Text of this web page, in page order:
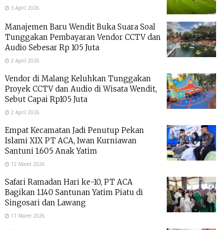
3 April 2026
Manajemen Baru Wendit Buka Suara Soal
Tunggakan Pembayaran Vendor CCTV dan
Audio Sebesar Rp 105 Juta
2 April 2026
Vendor di Malang Keluhkan Tunggakan
Proyek CCTV dan Audio di Wisata Wendit,
Sebut Capai Rp105 Juta
2 April 2026
Empat Kecamatan Jadi Penutup Pekan
Islami XIX PT ACA, Iwan Kurniawan
Santuni 1.605 Anak Yatim
12 Maret 2026
Safari Ramadan Hari ke-10, PT ACA
Bagikan 1.140 Santunan Yatim Piatu di
Singosari dan Lawang
11 Maret 2026